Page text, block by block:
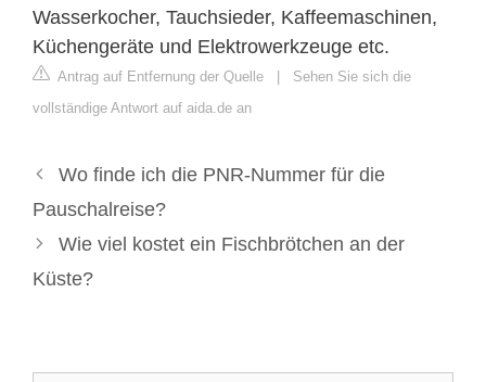
Wasserkocher, Tauchsieder, Kaffeemaschinen,
Küchengeräte und Elektrowerkzeuge etc.
Antrag auf Entfernung der Quelle | Sehen Sie sich die
vollständige Antwort auf aida.de an
Wo finde ich die PNR-Nummer für die
Pauschalreise?
Wie viel kostet ein Fischbrötchen an der
Küste?